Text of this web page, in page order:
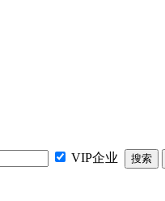
VIP企业